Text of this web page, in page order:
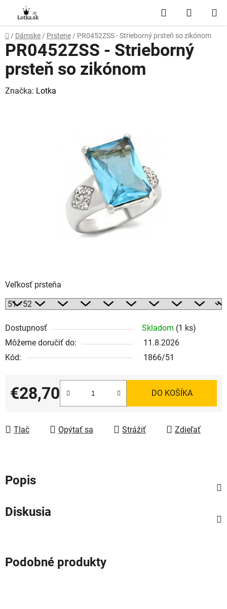
obsah
Hľadať
KOŠÍK
Domov
/ Dámske / Prstene / PR0452ZSS - Strieborný prsteň so zikónom
Veľkosť prsteňa
Dostupnosť Skladom (1 ks)
Môžeme doručiť do:
11.8.2026
Kód:
1866/51
€28,70
Jednotková cena:
DO KOŠÍKA
Tlač Opýtať sa Strážiť Zdieľať
PR0452ZSS - Strieborný
prsteň so zikónom
Značka: Lotka
Popis
Diskusia
Podobné produkty